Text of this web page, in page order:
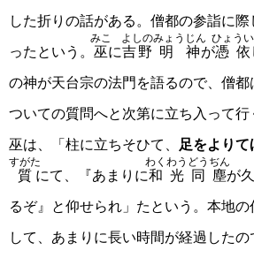
した折りの話がある。僧都の参詣に際
ったという。 巫
みこ
に吉野
よしの
明神
みょうじん
が憑依
ひょうい
の神が天台宗の法門を語るので、僧都
ついての質問へと次第に立ち入って行
巫は、「柱に立ちそひて、 足をよりて
質
すがた
にて、『あまりに和光同塵
わくわうどうぢん
が
るぞ』と仰せられ」たという。本地
して、あまりに長い時間が経過した